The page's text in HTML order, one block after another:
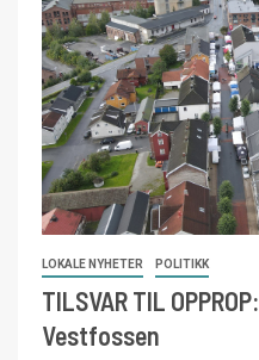
LOKALE NYHETER POLITIKK
TILSVAR TIL
Vestfossen